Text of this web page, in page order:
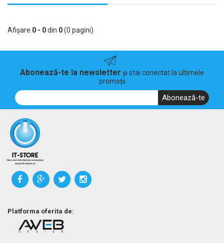
Afişare 0 - 0din 0(0 pagini)
Abonează-te la newsletter și stai conectat la ultimele
promoții
Abonează-te
Platforma oferita de: